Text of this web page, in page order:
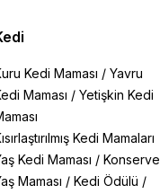
Kedi Maması / Yavru
Maması / Yetişkin Kedi
Kedi Mamaları
Kedi Maması / Konserve
Maması / Kedi Ödülü /